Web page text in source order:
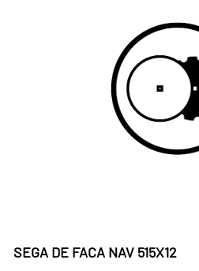
SEGA DE FACA NAV 515X12